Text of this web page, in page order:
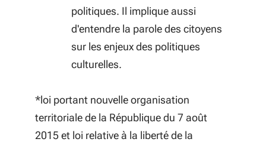
politiques. Il implique aussi
d'entendre la parole des citoyens
sur les enjeux des politiques
culturelles.
*loi portant nouvelle organisation
territoriale de la République du 7 août
2015 et loi relative à la liberté de la